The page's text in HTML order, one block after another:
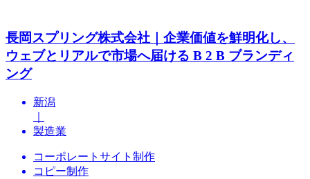
長岡スプリング株式会社｜企業価値を鮮明化し、
ウェブとリアルで市場へ届ける B 2 B ブランディ
ング
新潟
製造業
コーポレートサイト制作
コピー制作